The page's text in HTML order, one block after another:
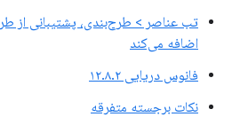
تب عناصر > طرح‌بندی، پشتیبانی از
اضافه می‌کند
فانوس دریایی ۱۲.۸.۲
نکات برجسته متفرقه